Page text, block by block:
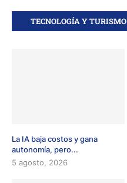
TECNOLOGÍA Y TURISMO
La IA baja costos y gana
autonomía, pero...
5 agosto, 2026